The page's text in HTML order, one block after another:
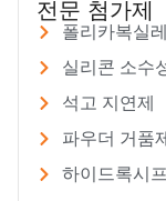
전문 첨가제
폴리카복실
실리콘 소수
석고 지연제
파우더 거품
하이드록시